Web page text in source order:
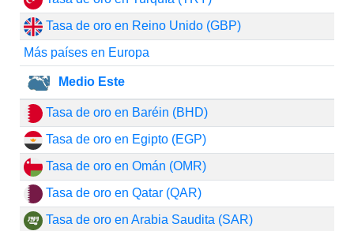
Tasa de oro en Reino Unido (GBP)
Más países en Europa
Medio Este
Tasa de oro en Baréin (BHD)
Tasa de oro en Egipto (EGP)
Tasa de oro en Omán (OMR)
Tasa de oro en Qatar (QAR)
Tasa de oro en Arabia Saudita (SAR)